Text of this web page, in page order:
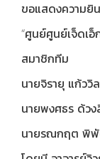
ขอแสดงความยิ
“ศูนย์ศูนย์เจ็ดเอ็
สมาชิกทีม
นายจิรายุ แก้ววิ
นายพงศธร ด้วง
นายรณกฤต พิ